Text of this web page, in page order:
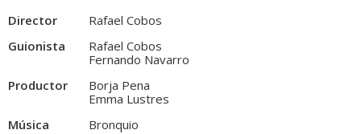
Director
Rafael Cobos
Guionista
Rafael Cobos
Fernando Navarro
Productor
Borja Pena
Emma Lustres
Música
Bronquio